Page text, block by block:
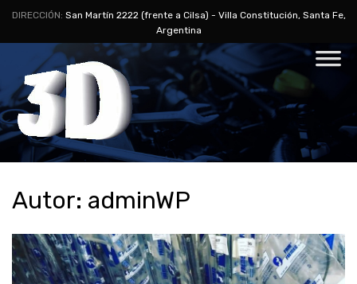
DIRECCIÓN: San Martín 2222 (frente a Cilsa) - Villa Constitución, Santa Fe,
Argentina
Autor: adminWP